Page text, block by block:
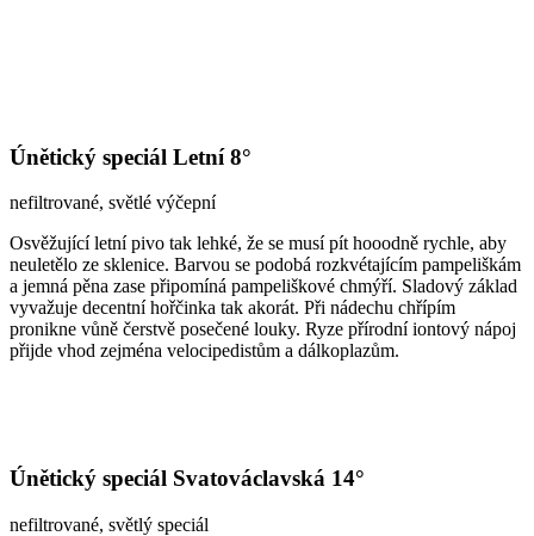
Únětický speciál Letní 8°
nefiltrované, světlé výčepní
Osvěžující letní pivo tak lehké, že se musí pít hooodně rychle, aby
neuletělo ze sklenice. Barvou se podobá rozkvétajícím pampeliškám
a jemná pěna zase připomíná pampeliškové chmýří. Sladový základ
vyvažuje decentní hořčinka tak akorát. Při nádechu chřípím
pronikne vůně čerstvě posečené louky. Ryze přírodní iontový nápoj
přijde vhod zejména velocipedistům a dálkoplazům.
Únětický speciál Svatováclavská 14°
nefiltrované, světlý speciál